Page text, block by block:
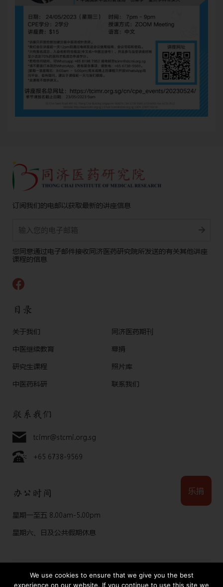
订阅我们的电邮以获取最新的讲座信息
Alternative:
您同意通过电子邮件接收同济医药研究院所发送的有关其他讲座
课程的信息
目录
关于我们
中医继续教育
研究生课程
中医药科研
同济医药期刊
幕捐
照片库
联系我们
联系我们
tcimr@stcmi.org.sg
+65 6738-9569
办公时间
星期一至五 8.00am-5.00pm
星期六、日及公共假期休息
Copyright © 2025 Thong Chai Institute of Medical Research. Design
by I Concept
乐捐
We use cookies to ensure that we give you the best
experience on our website. If you continue to use this site we